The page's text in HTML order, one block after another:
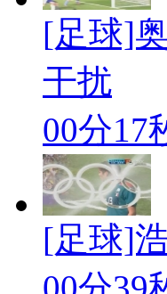
[足球]
干扰
00分17
[足球]